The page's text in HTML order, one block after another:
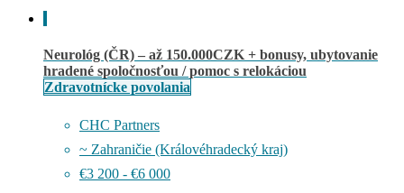
Neurológ (ČR) – až 150.000CZK + bonusy, ubytovanie
hradené spoločnosťou / pomoc s relokáciou
Zdravotnícke povolania
CHC Partners
~ Zahraničie (Královéhradecký kraj)
€3 200 - €6 000